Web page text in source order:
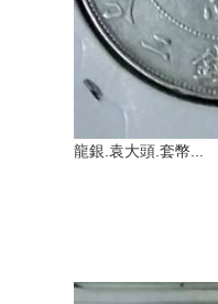
龍銀.袁大頭.套幣...